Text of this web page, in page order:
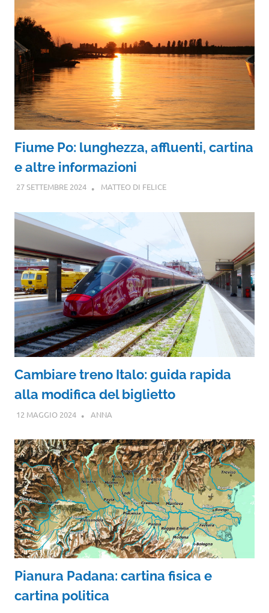
Fiume Po: lunghezza, affluenti, cartina
e altre informazioni
27 SETTEMBRE 2024 MATTEO DI FELICE
Cambiare treno Italo: guida rapida
alla modifica del biglietto
12 MAGGIO 2024 ANNA
Pianura Padana: cartina fisica e
cartina politica